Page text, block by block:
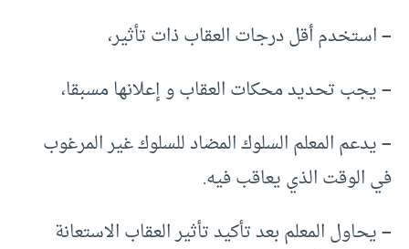
–استخدم أقل درجات العقاب ذات تأثير،
–يجب تحديد محكات العقاب و إعلانها مسبقا،
–يدعم المعلم السلوك المضاد للسلوك غير المرغوب
في الوقت الذي يعاقب فيه.
–يحاول المعلم بعد تأكيد تأثير العقاب الاستعانة